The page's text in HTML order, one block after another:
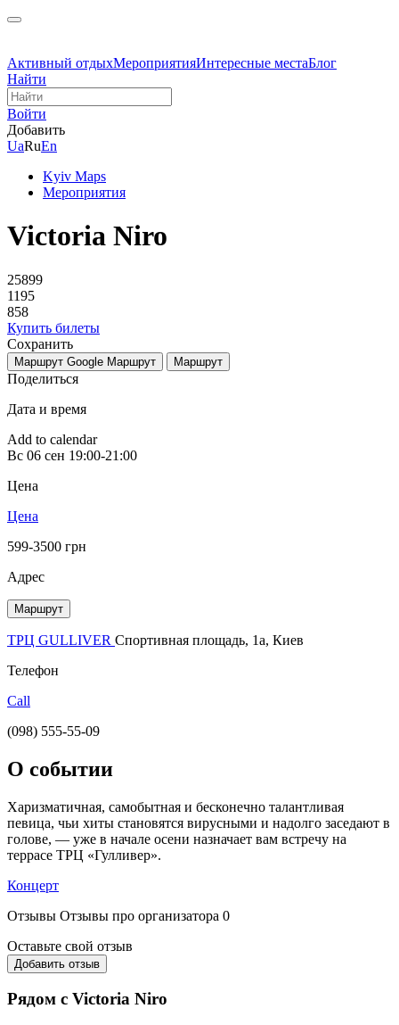
Активный отдыхМероприятияИнтересные местаБлог
Найти
Войти
Добавить
UaRuEn
Kyiv Maps
Мероприятия
Victoria Niro
25899
1195
858
Купить билеты
Сохранить
Маршрут Google Маршрут Маршрут
Поделиться
Дата и время
Add to calendar
Вс 06 сен 19:00-21:00
Цена
Цена
599-3500 грн
Адрес
Маршрут
ТРЦ GULLIVER Спортивная площадь, 1a, Киев
Телефон
Call
(098) 555-55-09
О событии
Харизматичная, самобытная и бесконечно талантливая
певица, чьи хиты становятся вирусными и надолго заседают в
голове, — уже в начале осени назначает вам встречу на
террасе ТРЦ «Гулливер».
Концерт
Отзывы Отзывы про организатора 0
Оставьте свой отзыв
Добавить отзыв
Рядом с Victoria Niro